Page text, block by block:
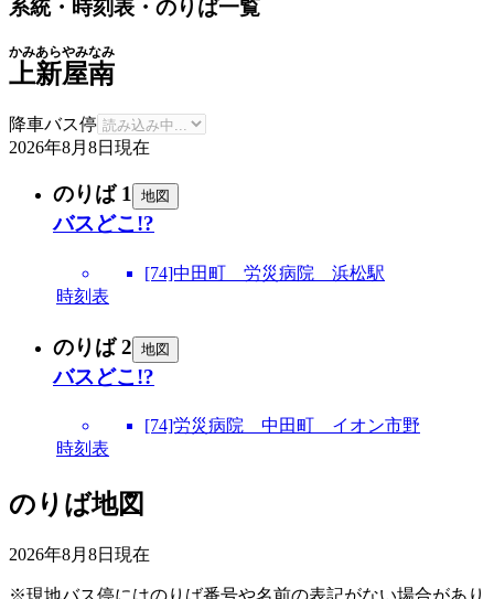
系統・時刻表・のりば一覧
上新屋南
かみあらやみなみ
降車バス停
2026年8月8日 現在
のりば 1 地図
バスどこ!?
[74]中田町 労災病院 浜松駅
時刻表
のりば 2 地図
バスどこ!?
[74]労災病院 中田町 イオン市野
時刻表
のりば地図
2026年8月8日 現在